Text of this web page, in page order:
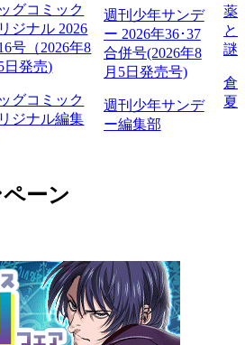
グコミック
ジナル 2026
号（2026年8
日発売)
グコミック
ジナル編集
週刊少年サンデ
ー 2026年36･37
合併号(2026年8
月5日発売号)
週刊少年サンデ
ー編集部
薬
と
謎
倉
夏
ーン